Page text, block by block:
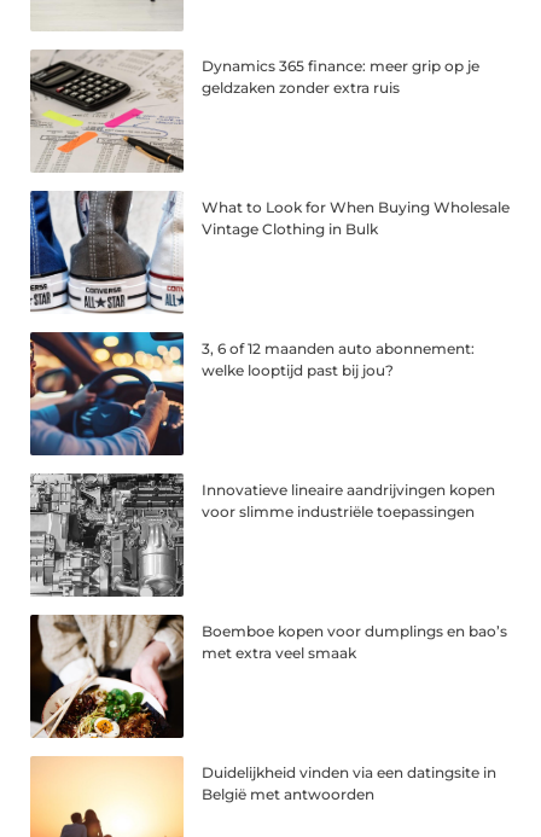
Dynamics 365 finance: meer grip op je
geldzaken zonder extra ruis
What to Look for When Buying Wholesale
Vintage Clothing in Bulk
3, 6 of 12 maanden auto abonnement:
welke looptijd past bij jou?
Innovatieve lineaire aandrijvingen kopen
voor slimme industriële toepassingen
Boemboe kopen voor dumplings en bao’s
met extra veel smaak
Duidelijkheid vinden via een datingsite in
België met antwoorden